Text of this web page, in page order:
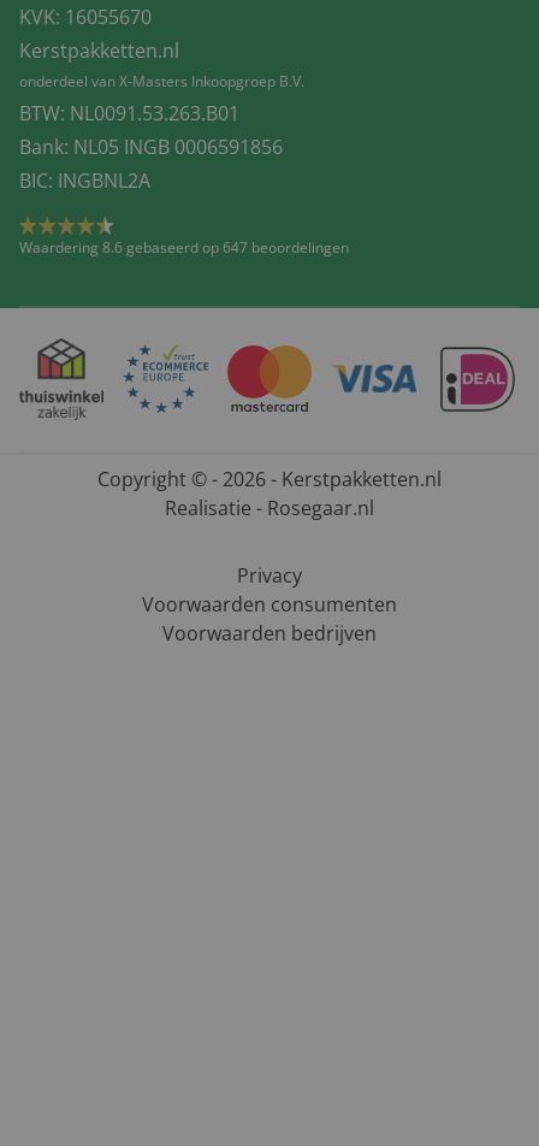
KVK: 16055670
Kerstpakketten.nl
onderdeel van X-Masters Inkoopgroep B.V.
BTW: NL0091.53.263.B01
Bank: NL05 INGB 0006591856
BIC: INGBNL2A
Waardering 8.6 gebaseerd op 647 beoordelingen
Copyright © - 2026 - Kerstpakketten.nl
Realisatie - Rosegaar.nl
Privacy
Voorwaarden consumenten
Voorwaarden bedrijven